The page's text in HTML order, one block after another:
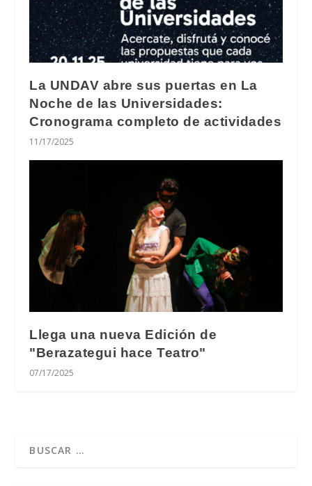
La UNDAV abre sus puertas en La
Noche de las Universidades:
Cronograma completo de actividades
11/17/2025
Llega una nueva Edición de
"Berazategui hace Teatro"
07/17/2025